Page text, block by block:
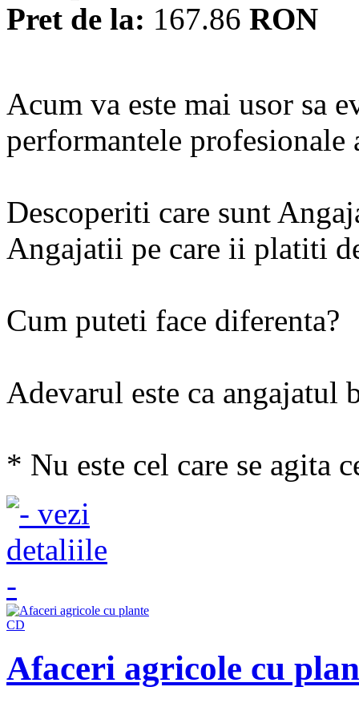
Pret de la: 167.86 RON
Acum va este mai usor sa
performantele
Descoperiti care sunt
Angajatii pe care ii platiti
Cum puteti face diferenta?
Adevarul este ca angajatul
* Nu este cel care se agita
Afaceri agricole cu